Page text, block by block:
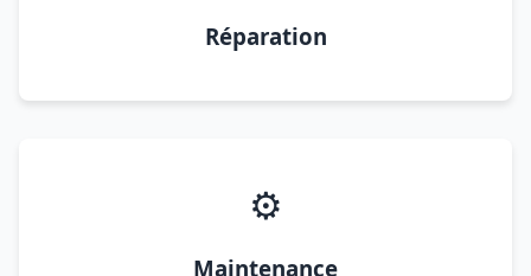
Réparation
⚙️
Maintenance